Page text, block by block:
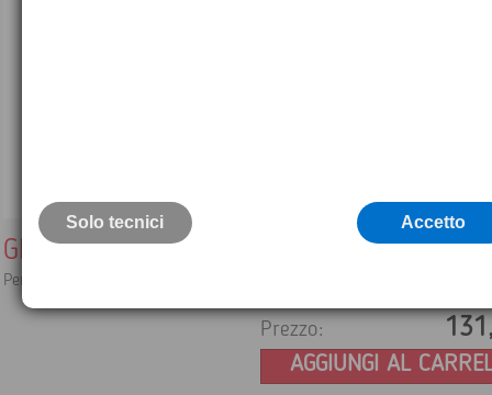
GEV246 Supporto per antenna radio/gsm
Per l'ancoraggio dell'antenna a parete
Prezzo:
AGGIUNGI AL
Solo tecnici Accetto